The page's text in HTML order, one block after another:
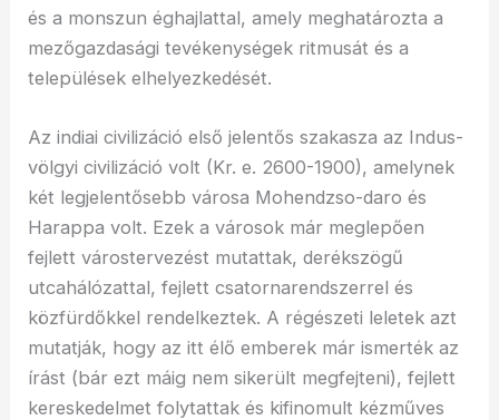
és a monszun éghajlattal, amely meghatározta a
mezőgazdasági tevékenységek ritmusát és a
települések elhelyezkedését.
Az indiai civilizáció első jelentős szakasza az Indus-
völgyi civilizáció volt (Kr. e. 2600-1900), amelynek
két legjelentősebb városa Mohendzso-daro és
Harappa volt. Ezek a városok már meglepően
fejlett várostervezést mutattak, derékszögű
utcahálózattal, fejlett csatornarendszerrel és
közfürdőkkel rendelkeztek. A régészeti leletek azt
mutatják, hogy az itt élő emberek már ismerték az
írást (bár ezt máig nem sikerült megfejteni), fejlett
kereskedelmet folytattak és kifinomult kézműves